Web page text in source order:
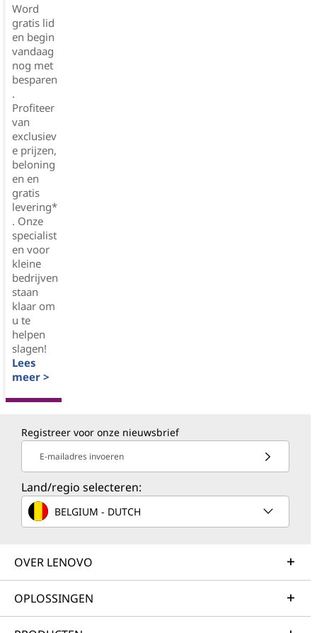
Word
gratis lid
en begin
vandaag
nog met
besparen
.
Profiteer
van
exclusiev
e prijzen,
beloning
en en
gratis
levering*
. Onze
specialist
en voor
kleine
bedrijven
staan
klaar om
u te
helpen
slagen!
Lees
meer >
Registreer voor onze nieuwsbrief
E-mailadres invoeren
Land/regio selecteren:
BELGIUM - DUTCH
OVER LENOVO
OPLOSSINGEN